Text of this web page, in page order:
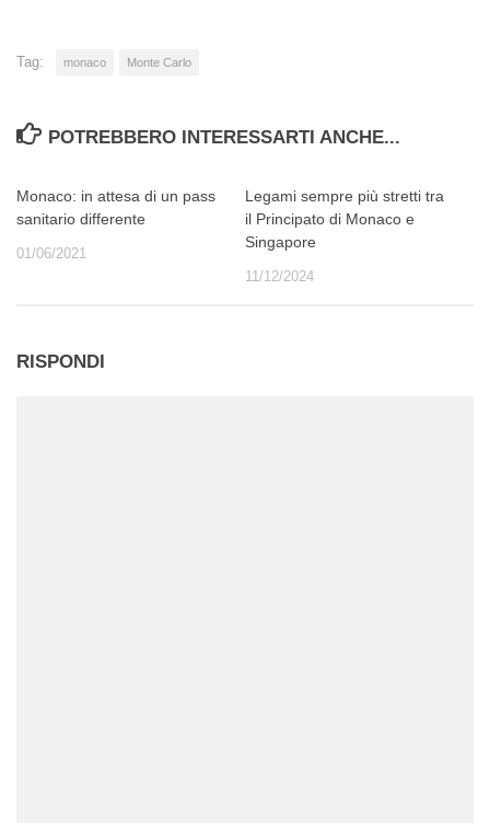
Tag: monaco Monte Carlo
POTREBBERO INTERESSARTI ANCHE...
Monaco: in attesa di un pass
sanitario differente
01/06/2021
Legami sempre più stretti tra
il Principato di Monaco e
Singapore
11/12/2024
RISPONDI